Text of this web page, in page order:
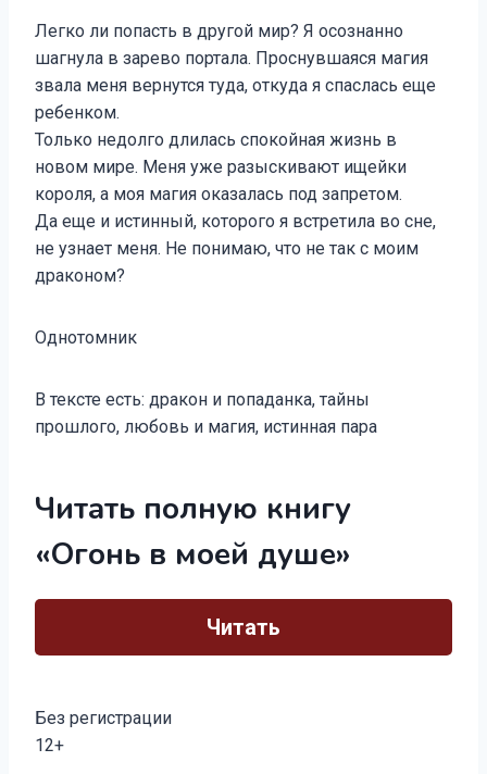
Легко ли попасть в другой мир? Я осознанно
шагнула в зарево портала. Проснувшаяся магия
звала меня вернутся туда, откуда я спаслась еще
ребенком.
Только недолго длилась спокойная жизнь в
новом мире. Меня уже разыскивают ищейки
короля, а моя магия оказалась под запретом.
Да еще и истинный, которого я встретила во сне,
не узнает меня. Не понимаю, что не так с моим
драконом?
Однотомник
В тексте есть: дракон и попаданка, тайны
прошлого, любовь и магия, истинная пара
Читать полную книгу
«Огонь в моей душе»
Читать
Без регистрации
12+